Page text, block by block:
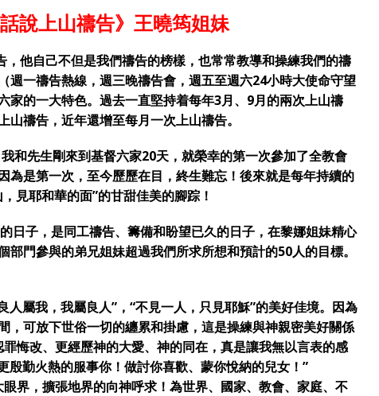
話說上山禱告》王曉筠姐妹
他自己不但是我們禱告的榜樣，也常常教導和操練我們的禱
週一禱告熱線，週三晚禱告會，週五至週六24小時大使命守望
家的一大特色。過去一直堅持着每年3月、9月的兩次上山禱
禱告，近年還增至每月一次上山禱告。
和先生剛來到基督六家20天，就榮幸的第一次參加了全教會
為是第一次，至今歷歷在目，終生難忘！後來就是每年持續的
見耶和華的面”的甘甜佳美的腳踪！
日子，是同工禱告、籌備和盼望已久的日子，在黎娜姐妹精心
部門參與的弟兄姐妹超過我們所求所想和預計的50人的目標。
人屬我，我屬良人”，“不見一人，只見耶穌”的美好佳境。因為
，可放下世俗一切的纏累和掛慮，這是操練與神親密美好關係
悔改、更經歷神的大愛、神的同在，真是讓我無以言表的感
殷勤火熱的服事你！做討你喜歡、蒙你悅納的兒女！”
界，擴張地界的向神呼求！為世界、國家、教會、家庭、不